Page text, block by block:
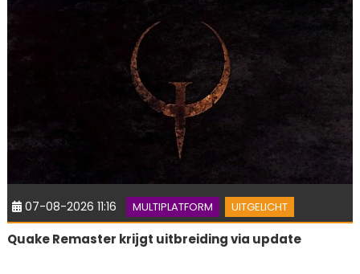
07-08-2026 11:16 MULTIPLATFORM UITGELICHT
Quake Remaster krijgt uitbreiding via update